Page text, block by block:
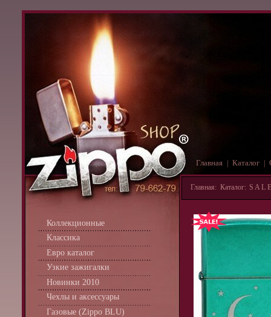
Главная Каталог
Коллекционные
Классика
Евро каталог
Узкие зажигалки
Новинки 2010
Чехлы и аксессуары
Газовые (Zippo BLU)
Главная: Каталог: S A L